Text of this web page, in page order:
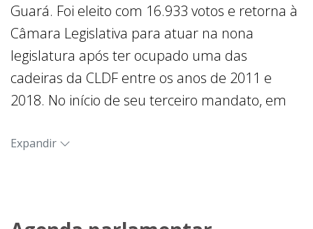
Guará. Foi eleito com 16.933 votos e retorna à
Câmara Legislativa para atuar na nona
legislatura após ter ocupado uma das
cadeiras da CLDF entre os anos de 2011 e
2018. No início de seu terceiro mandato, em
unanimidade para a presidência da Casa.
atuar como bombeiro militar do DF, onde
Expandir